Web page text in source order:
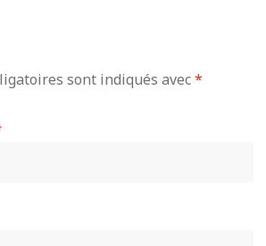
sont indiqués avec*